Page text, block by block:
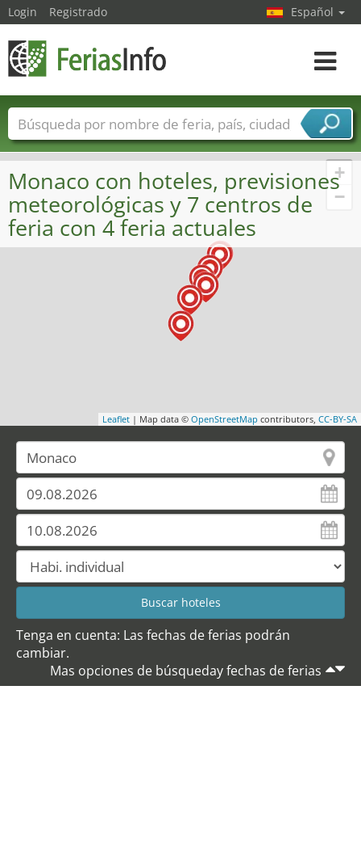
+
−
Leaflet | Map data © OpenStreetMap contributors, CC-BY-SA
Monaco con hoteles, previsiones
meteorológicas y 7 centros de
feria con 4 feria actuales
Tenga en cuenta: Las fechas de ferias podrán
cambiar.
Mas opciones de búsqueday fechas de ferias
Login Registrado Español
toggle
Nombres de ferias Países
Ciudades
Sectores de ferias
Sectores de proveedor de servicios